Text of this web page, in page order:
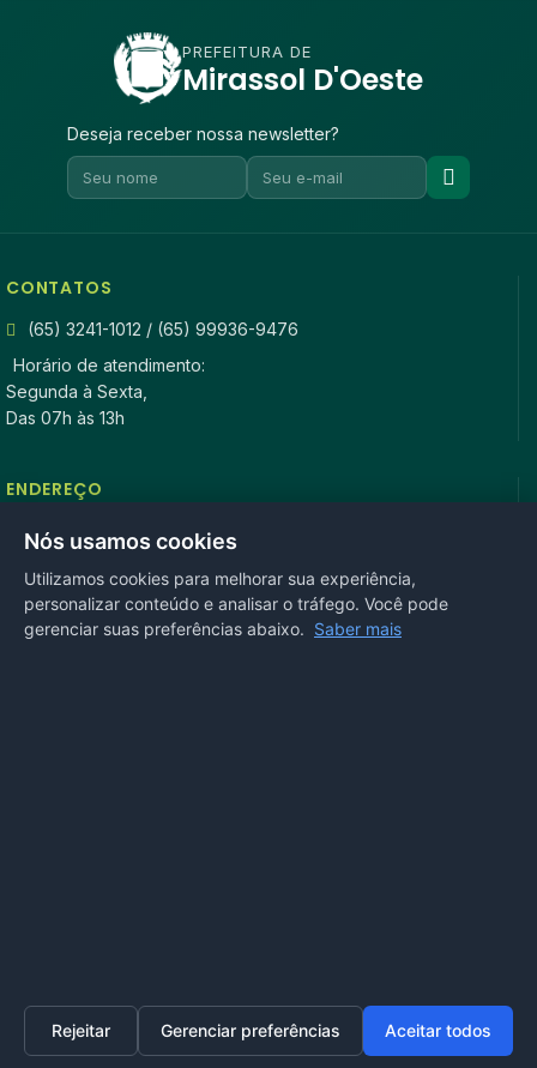
Home Transparência SIC Ouvidoria
PREFEITURA DE
Mirassol D'Oeste
Deseja receber nossa newsletter?
CONTATOS
(65) 3241-1012 / (65) 99936-9476
Horário de atendimento:
Segunda à Sexta,
Das 07h às 13h
ENDEREÇO
Rua Antonio Tavares, n° 3310, Centro CEP: 78.280-000 -
Mirassol D’Oeste, MT
REDES SOCIAIS
Nós usamos cookies
Utilizamos cookies para melhorar sua experiência,
personalizar conteúdo e analisar o tráfego. Você pode
gerenciar suas preferências abaixo. Saber mais
Rejeitar Gerenciar preferências Aceitar todos